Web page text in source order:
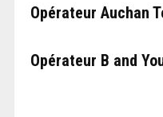
Opérateur Auchan
Opérateur B and